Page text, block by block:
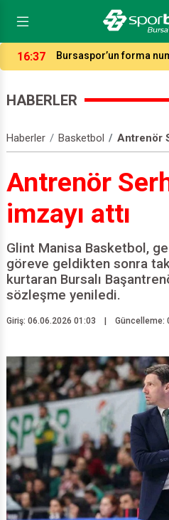
14:00
1.Lig perdesi bugün
HABERLER
Antrenör
Antrenör
imzayı attı
Glint Manisa Basketbol,
göreve geldikten sonra
kurtaran Bursalı
sözleşme yeniledi.
Güncelleme: